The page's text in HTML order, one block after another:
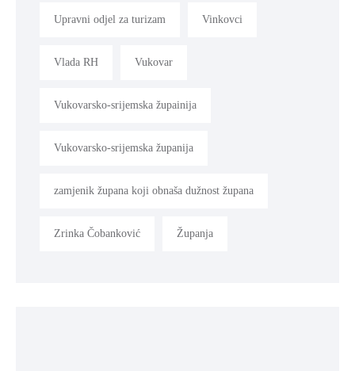
Upravni odjel za turizam Vinkovci
Vlada RH Vukovar
Vukovarsko-srijemska župainija
Vukovarsko-srijemska županija
zamjenik župana koji obnaša dužnost župana
Zrinka Čobanković Županja